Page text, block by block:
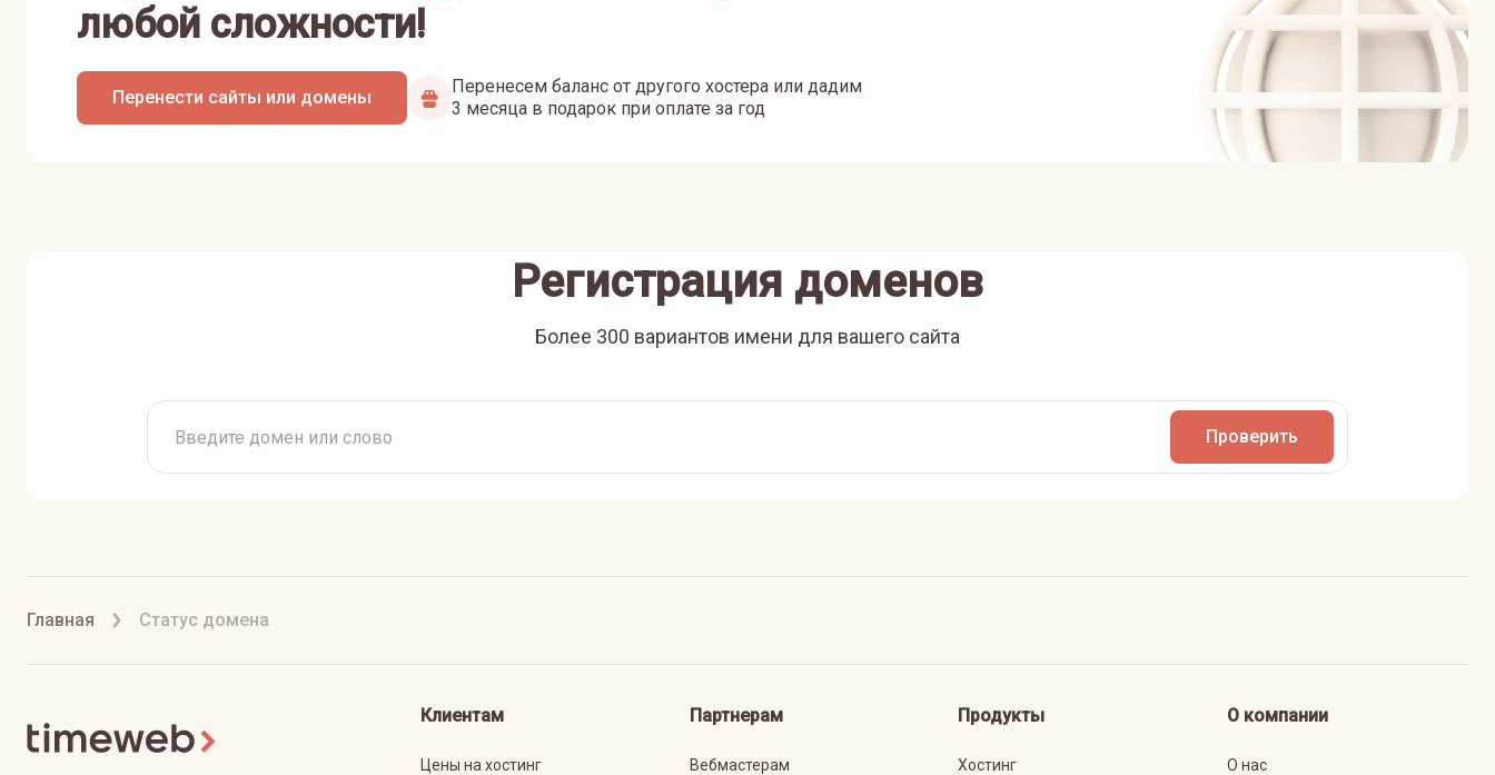
любой сложности!
Перенести сайты или домены
Перенесем баланс от другого хостера или дадим
3 месяца в подарок при оплате за год
Регистрация доменов
Более 300 вариантов имени для вашего сайта
Проверить
Главная Статус домена
Клиентам
Цены на хостинг
Партнерам
Вебмастерам
Продукты
Хостинг
О компании
О нас